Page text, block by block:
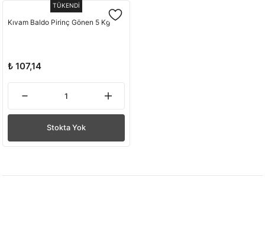
TÜKENDİ
Kıvam Baldo Pirinç Gönen 5 Kg
₺ 107,14
Stokta Yok